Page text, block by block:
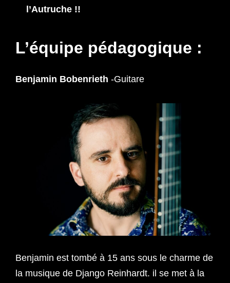
l’Autruche !!
L’équipe pédagogique :
Benjamin Bobenrieth -Guitare
Benjamin est tombé à 15 ans sous le charme de
la musique de Django Reinhardt. il se met à la